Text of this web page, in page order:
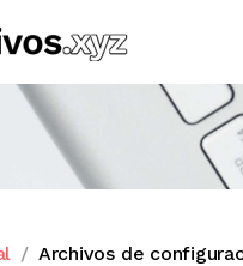
Archivos de